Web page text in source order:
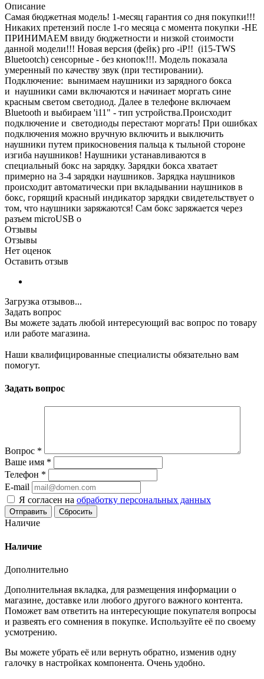
Описание
Самая бюджетная модель! 1-месяц гарантия со дня покупки!!!
Никаких претензий после 1-го месяца с момента покупки -НЕ
ПРИНИМАЕМ ввиду бюджетности и низкой стоимости
данной модели!!! Новая версия (фейк) pro -iP!! (i15-TWS
Bluetootch) сенсорные - без кнопок!!!. Модель показала
умеренный по качеству звук (при тестировании).
Подключение: вынимаем наушники из зарядного бокса
и наушники сами включаются и начинает моргать сине
красным светом светодиод. Далее в телефоне включаем
Bluetooth и выбираем 'i11" - тип устройства.Происходит
подключение и светодиоды перестают моргать! При ошибках
подключения можно вручную включить и выключить
наушники путем прикосновения пальца к тыльной стороне
изгиба наушников! Наушники устанавливаются в
специальный бокс на зарядку. Зарядки бокса хватает
примерно на 3-4 зарядки наушников. Зарядка наушников
происходит автоматически при вкладывании наушников в
бокс, горящий красный индикатор зарядки свидетельствует о
том, что наушники заряжаются! Сам бокс заряжается через
разъем microUSB о
Отзывы
Отзывы
Нет оценок
Оставить отзыв
Загрузка отзывов...
Задать вопрос
Вы можете задать любой интересующий вас вопрос по товару
или работе магазина.
Наши квалифицированные специалисты обязательно вам
помогут.
Задать вопрос
Вопрос *
Ваше имя *
Телефон *
E-mail
Я согласен на обработку персональных данных
Сбросить
Наличие
Наличие
Дополнительно
Дополнительная вкладка, для размещения информации о
магазине, доставке или любого другого важного контента.
Поможет вам ответить на интересующие покупателя вопросы
и развеять его сомнения в покупке. Используйте её по своему
усмотрению.
Вы можете убрать её или вернуть обратно, изменив одну
галочку в настройках компонента. Очень удобно.